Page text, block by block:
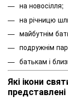
на новосілля;
на річницю
майбутнім
подружнім
батькам і
Які ікони